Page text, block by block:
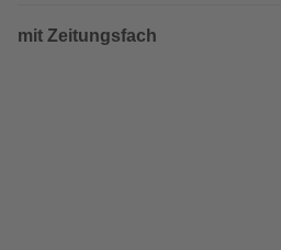
mit Zeitungsfach